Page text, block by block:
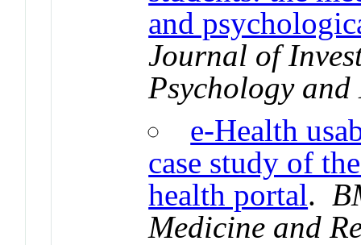
and
Journal of
Psychology
e-Health
case study of
health portal.
Medicine and